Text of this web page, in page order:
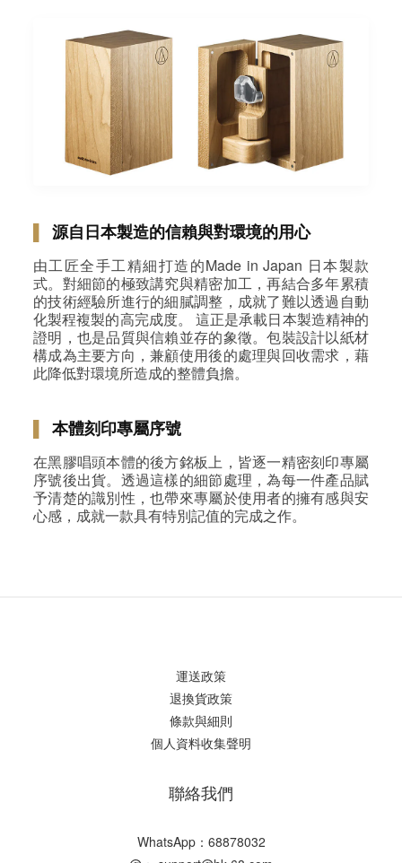
▌ 源自日本製造的信賴與對環境的用心
由工匠全手工精細打造的Made in Japan 日本製款
式。對細節的極致講究與精密加工，再結合多年累積
的技術經驗所進行的細膩調整，成就了難以透過自動
化製程複製的高完成度。 這正是承載日本製造精神的
證明，也是品質與信賴並存的象徵。包裝設計以紙材
構成為主要方向，兼顧使用後的處理與回收需求，藉
此降低對環境所造成的整體負擔。
▌ 本體刻印專屬序號
在黑膠唱頭本體的後方銘板上，皆逐一精密刻印專屬
序號後出貨。透過這樣的細節處理，為每一件產品賦
予清楚的識別性，也帶來專屬於使用者的擁有感與安
心感，成就一款具有特別記值的完成之作。
運送政策
退換貨政策
條款與細則
個人資料收集聲明
聯絡我們
WhatsApp：68878032